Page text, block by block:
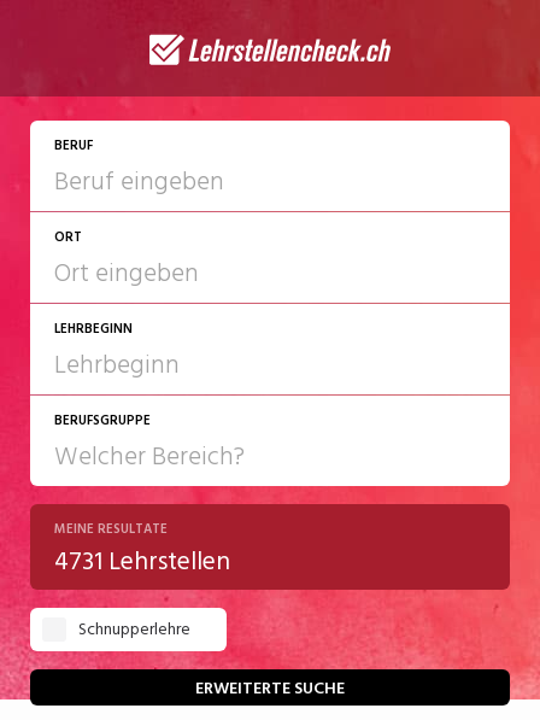
BERUF
ORT
LEHRBEGINN
2027
2028
BERUFSGRUPPE
Chemie/Pharma
Gastgewerbe
Gesundheit/Pflege/Soziales
Handwerk/Technik
MEINE RESULTATE
4731 Lehrstellen
Schnupperlehre
ERWEITERTE SUCHE